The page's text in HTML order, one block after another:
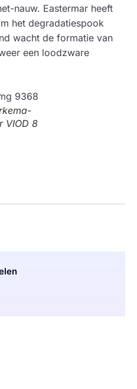
nauw. Eastermar heeft
het degradatiespook
wacht de formatie van
een loodzware
VIOD 8